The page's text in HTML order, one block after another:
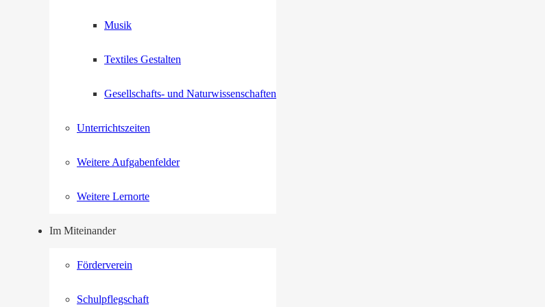
Musik
Textiles Gestalten
Gesellschafts- und Naturwissenschaften
Unterrichtszeiten
Weitere Aufgabenfelder
Weitere Lernorte
Im Miteinander
Förderverein
Schulpflegschaft